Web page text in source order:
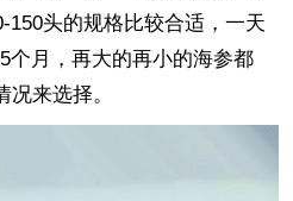
150头的规格比较合适，一天
个月，再大的再小的海参都
来选择。